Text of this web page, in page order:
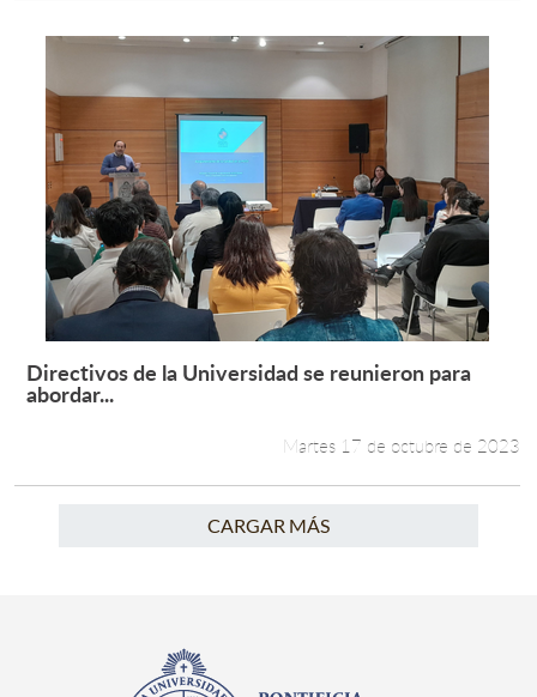
Leer más +
Directivos de la Universidad se reunieron para
abordar...
Martes 17 de octubre de 2023
CARGAR MÁS